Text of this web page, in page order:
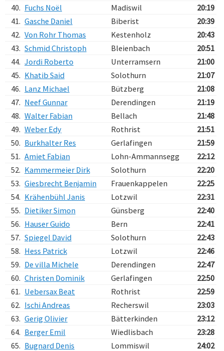
40. Fuchs Noël Madiswil
20:19
41. Gasche Daniel Biberist
20:39
42. Von Rohr Thomas Kestenholz
20:43
43. Schmid Christoph Bleienbach
20:51
44. Jordi Roberto Unterramsern
21:00
45. Khatib Said Solothurn
21:07
46. Lanz Michael Bützberg
21:08
47. Neef Gunnar Derendingen
21:19
48. Walter Fabian Bellach
21:48
49. Weber Edy Rothrist
21:51
50. Burkhalter Res Gerlafingen
21:59
51. Amiet Fabian Lohn-Ammannsegg
22:12
52. Kammermeier Dirk Solothurn
22:20
53. Giesbrecht Benjamin Frauenkappelen
22:25
54. Krähenbühl Janis Lotzwil
22:31
55. Dietiker Simon Günsberg
22:40
56. Hauser Guido Bern
22:41
57. Spiegel David Solothurn
22:43
58. Hess Patrick Lotzwil
22:46
59. De villa Michele Derendingen
22:47
60. Christen Dominik Gerlafingen
22:50
61. Uebersax Beat Rothrist
22:59
62. Ischi Andreas Recherswil
23:03
63. Gerig Olivier Bätterkinden
23:12
64. Berger Emil Wiedlisbach
23:28
65. Bugnard Denis Lommiswil
24:02